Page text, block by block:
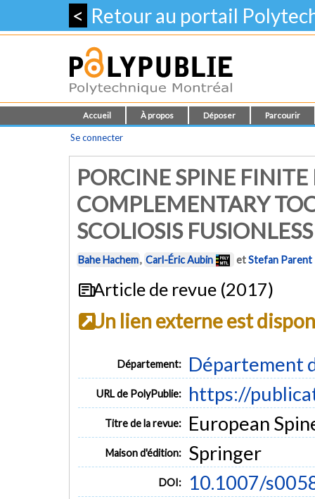
< Retour au portail
Accueil À propos Déposer Parcourir
Se connecter
PORCINE SPINE
COMPLEMENTARY
SCOLIOSIS
Bahe Hachem, Carl-Éric Aubin etStefan Parent
Article de revue (2017)
Un lien externe est
Département: Département
URL de PolyPublie: https://
Titre de la revue: European
Maison d'édition: Springer
DOI: 10.1007/